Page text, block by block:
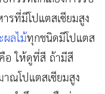
รที่มีโปแตสเซียมสูง
ลไม้ทุกชนิดมีโปแตส
อ ให้ดูที่สี ถ้ามีสี
ณโปแตสเซียมสูง